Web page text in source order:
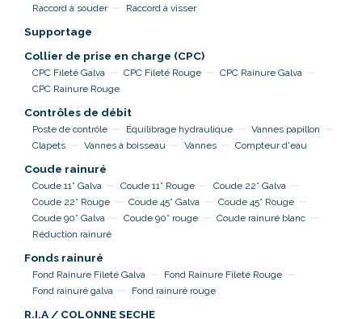
Raccord à souder
Raccord à visser
Supportage
Collier de prise en charge (CPC)
CPC Fileté Galva CPC Fileté Rouge
CPC Rainure Galva
CPC Rainure Rouge
Contrôles de débit
Poste de contrôle Équilibrage hydraulique
Vannes papillon
Clapets
Vannes à boisseau Vannes Compteur d'eau
Coude rainuré
Coude 11° Galva Coude 11° Rouge
Coude 22° Galva
Coude 22° Rouge
Coude 45° Galva
Coude 45° Rouge
Coude 90° Galva
Coude 90° rouge
Coude rainuré blanc
Réduction rainuré
Fonds rainuré
Fond Rainure Fileté Galva
Fond Rainure Fileté Rouge
Fond rainuré galva
Fond rainuré rouge
R.I.A / COLONNE SECHE